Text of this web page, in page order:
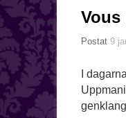
Vous
Postat 9
I